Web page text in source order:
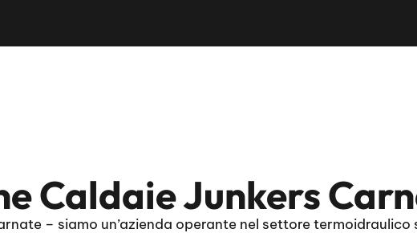
Caldaie Junkers
– siamo un’azienda operante nel settore